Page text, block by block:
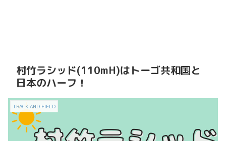
村竹ラシッド(110mH)はトーゴ共和国と
日本のハーフ！
TRACK AND FIELD